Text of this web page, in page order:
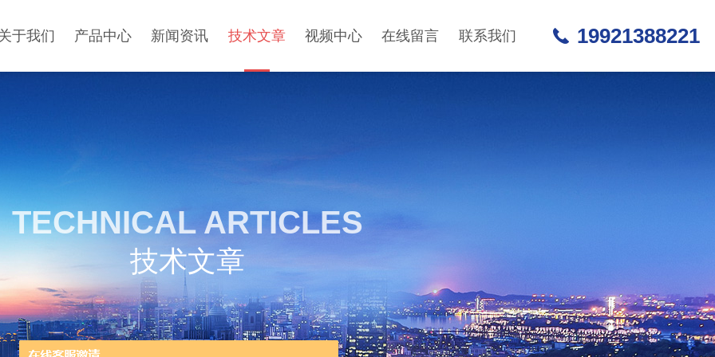
于我们 产品中心 新闻资讯 技术文章 视频中心 在线留言 联系我们 19921388221
TECHNICAL ARTICLES
技术文章